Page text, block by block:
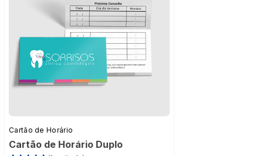
Cartão de Horário
Cartão de Horário Duplo